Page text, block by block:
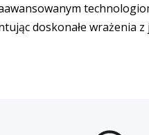
doskonałe wrażenia